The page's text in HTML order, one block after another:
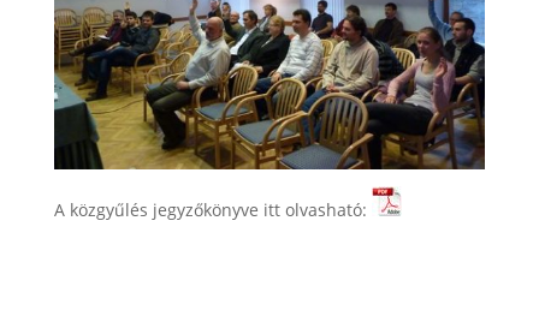
A közgyűlés jegyzőkönyve itt olvasható: